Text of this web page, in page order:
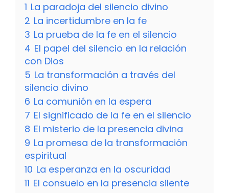
1 La paradoja del silencio divino
2 La incertidumbre en la fe
3 La prueba de la fe en el silencio
4 El papel del silencio en la relación
con Dios
5 La transformación a través del
silencio divino
6 La comunión en la espera
7 El significado de la fe en el silencio
8 El misterio de la presencia divina
9 La promesa de la transformación
espiritual
10 La esperanza en la oscuridad
11 El consuelo en la presencia silente